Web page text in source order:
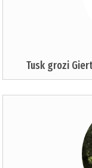
Tusk grozi